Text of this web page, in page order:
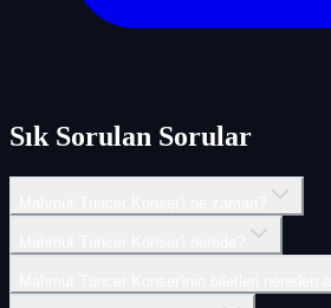
Sık Sorulan Sorular